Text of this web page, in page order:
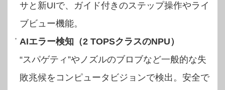
サと新UIで、ガイド付きのステップ操作やライ
ブビュー機能。
AIエラー検知（2 TOPSクラスのNPU）
“スパゲティ”やノズルのブロブなど一般的な失
敗兆候をコンピュータビジョンで検出。安全で